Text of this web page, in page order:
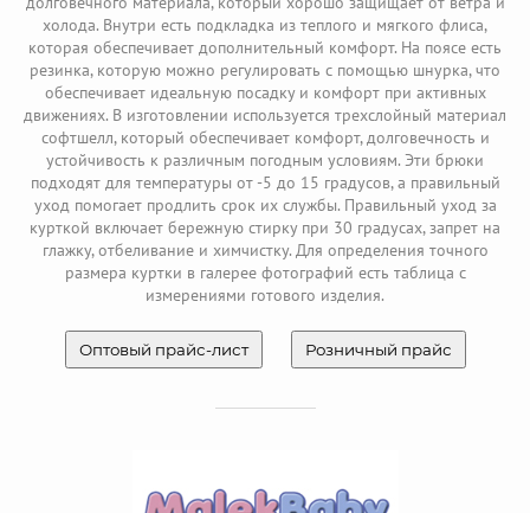
холода. Внутри есть подкладка из теплого и мягкого флиса,
которая обеспечивает дополнительный комфорт. На поясе есть
резинка, которую можно регулировать с помощью шнурка, что
обеспечивает идеальную посадку и комфорт при активных
движениях. В изготовлении используется трехслойный материал
софтшелл, который обеспечивает комфорт, долговечность и
устойчивость к различным погодным условиям. Эти брюки
подходят для температуры от -5 до 15 градусов, а правильный
уход помогает продлить срок их службы. Правильный уход за
курткой включает бережную стирку при 30 градусах, запрет на
глажку, отбеливание и химчистку. Для определения точного
размера куртки в галерее фотографий есть таблица с
измерениями готового изделия.
Оптовый прайс-лист Розничный прайс